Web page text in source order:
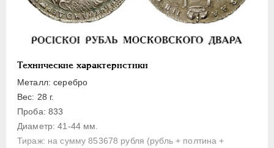
Технические характеристики
Металл: серебро
Вес: 28 г.
Проба: 833
Диаметр: 41-44 мм.
Тираж: на сумму 853678 рубля (рубль + полтина +
Медь
Для Речи Посполитой
ЕКАТЕРИНА I 1725-1727
ПЕТР II 1727-1729
АННА ИОАННОВНА
ИОАНН АНТОНОВИЧ